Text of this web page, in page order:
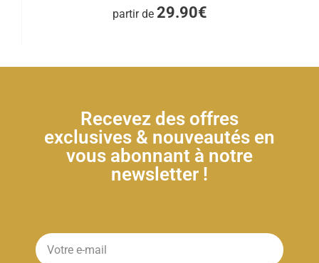
partir de 29.90€
Recevez des offres
exclusives & nouveautés en
vous abonnant à notre
newsletter !